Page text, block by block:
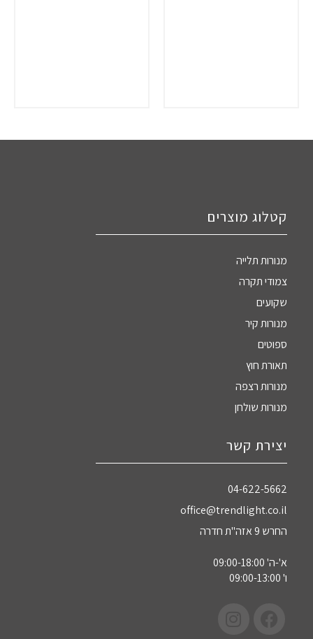
קטלוג מוצרים
מנורות תלייה
צמודי תקרה
שקועים
מנורות קיר
ספוטים
תאורת חוץ
מנורות רצפה
מנורות שולחן
יצירת קשר
04-622-5662‏
office@trendlight.co.il
החרש 9 אזה"ת חדרה
א'-ה' 09:00-18:00
ו' 09:00-13:00